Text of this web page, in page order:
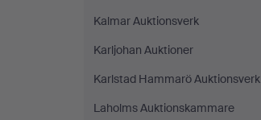
Kalmar Auktionsverk
Karljohan Auktioner
Karlstad Hammarö Auktionsverk
Laholms Auktionskammare